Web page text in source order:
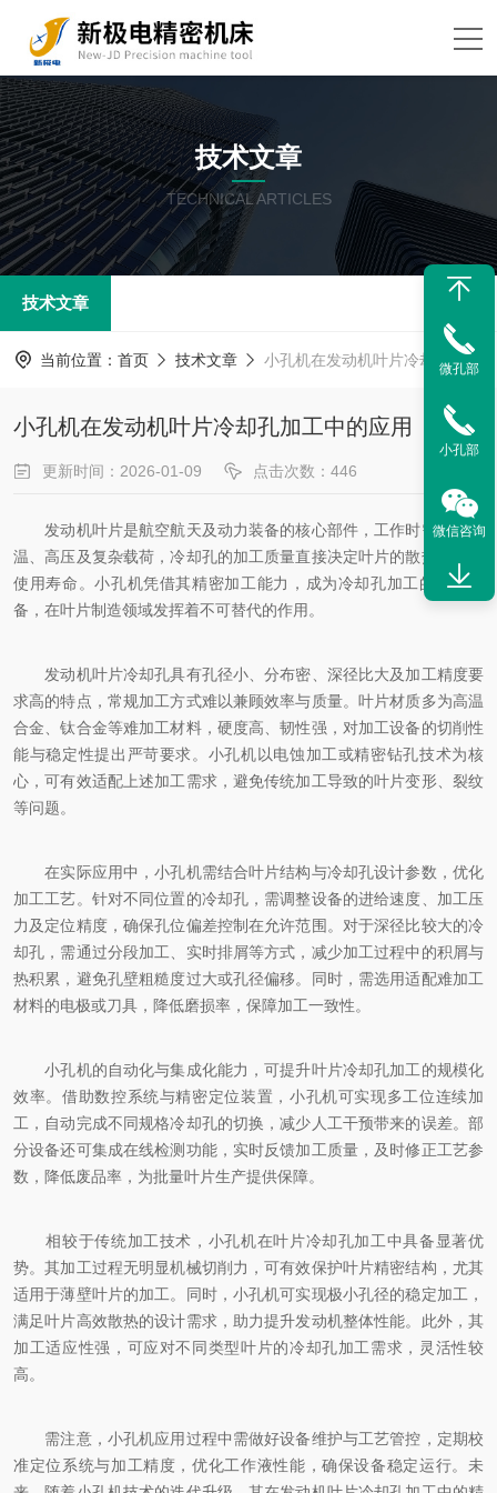
技术文章
TECHNICAL ARTICLES
技术文章
当前位置： 首页 技术文章 小孔机在发动机叶片冷却孔加工中的应用
小孔机在发动机叶片冷却孔加工中的应用
更新时间：2026-01-09 点击次数：446
发动机叶片是航空航天及动力装备的核心部件，工作时需承受高
温、高压及复杂载荷，冷却孔的加工质量直接决定叶片的散热效率与
使用寿命。小孔机凭借其精密加工能力，成为冷却孔加工的关键设
备，在叶片制造领域发挥着不可替代的作用。
发动机叶片冷却孔具有孔径小、分布密、深径比大及加工精度要
求高的特点，常规加工方式难以兼顾效率与质量。叶片材质多为高温
合金、钛合金等难加工材料，硬度高、韧性强，对加工设备的切削性
能与稳定性提出严苛要求。小孔机以电蚀加工或精密钻孔技术为核
心，可有效适配上述加工需求，避免传统加工导致的叶片变形、裂纹
等问题。
在实际应用中，小孔机需结合叶片结构与冷却孔设计参数，优化
加工工艺。针对不同位置的冷却孔，需调整设备的进给速度、加工压
力及定位精度，确保孔位偏差控制在允许范围。对于深径比较大的冷
却孔，需通过分段加工、实时排屑等方式，减少加工过程中的积屑与
热积累，避免孔壁粗糙度过大或孔径偏移。同时，需选用适配难加工
材料的电极或刀具，降低磨损率，保障加工一致性。
小孔机的自动化与集成化能力，可提升叶片冷却孔加工的规模化
效率。借助数控系统与精密定位装置，小孔机可实现多工位连续加
工，自动完成不同规格冷却孔的切换，减少人工干预带来的误差。部
分设备还可集成在线检测功能，实时反馈加工质量，及时修正工艺参
数，降低废品率，为批量叶片生产提供保障。
相较于传统加工技术，小孔机在叶片冷却孔加工中具备显著优
势。其加工过程无明显机械切削力，可有效保护叶片精密结构，尤其
适用于薄壁叶片的加工。同时，小孔机可实现极小孔径的稳定加工，
满足叶片高效散热的设计需求，助力提升发动机整体性能。此外，其
加工适应性强，可应对不同类型叶片的冷却孔加工需求，灵活性较
高。
需注意，小孔机应用过程中需做好设备维护与工艺管控，定期校
准定位系统与加工精度，优化工作液性能，确保设备稳定运行。未
微孔部
小孔部
微信咨询